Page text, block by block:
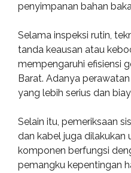
penyimpanan bahan
Selama inspeksi rutin,
tanda keausan atau
mempengaruhi efisiensi
Barat. Adanya
yang lebih serius dan
Selain itu, pemeriksaan
dan kabel juga dilakukan
komponen berfungsi
pemangku kepentingan